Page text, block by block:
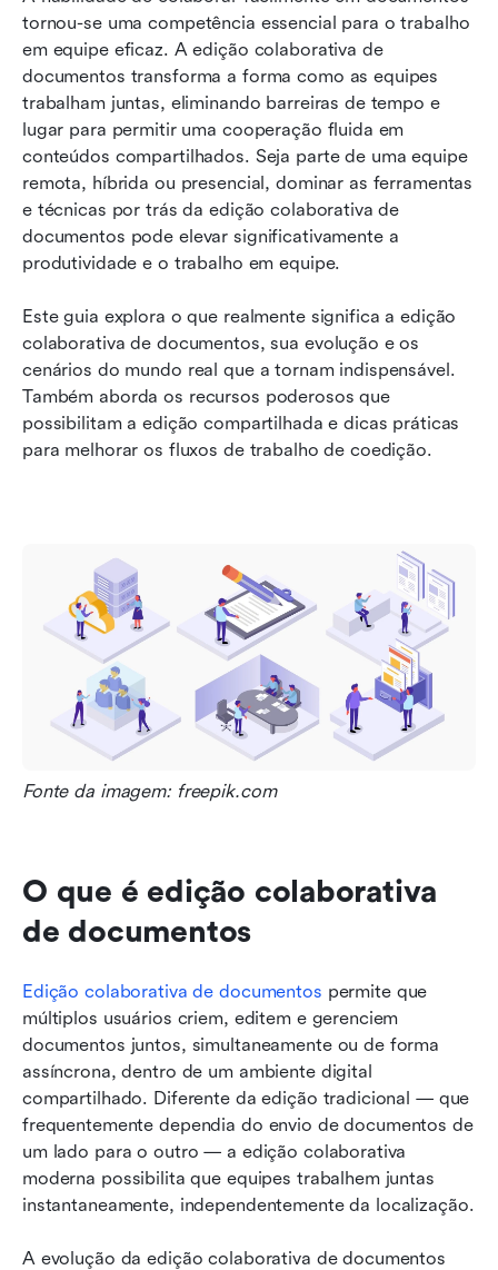
tornou-se uma competência essencial para o trabalho
em equipe eficaz. A edição colaborativa de
documentos transforma a forma como as equipes
trabalham juntas, eliminando barreiras de tempo e
lugar para permitir uma cooperação fluida em
conteúdos compartilhados. Seja parte de uma equipe
remota, híbrida ou presencial, dominar as ferramentas
e técnicas por trás da edição colaborativa de
documentos pode elevar significativamente a
produtividade e o trabalho em equipe.
Este guia explora o que realmente significa a edição
colaborativa de documentos, sua evolução e os
cenários do mundo real que a tornam indispensável.
Também aborda os recursos poderosos que
possibilitam a edição compartilhada e dicas práticas
para melhorar os fluxos de trabalho de coedição.
Fonte da imagem: freepik.com
O que é edição colaborativa
de documentos
Edição colaborativa de documentos permite que
múltiplos usuários criem, editem e gerenciem
documentos juntos, simultaneamente ou de forma
assíncrona, dentro de um ambiente digital
compartilhado. Diferente da edição tradicional — que
frequentemente dependia do envio de documentos de
um lado para o outro — a edição colaborativa
moderna possibilita que equipes trabalhem juntas
instantaneamente, independentemente da localização.
A evolução da edição colaborativa de documentos
Dicas de coedição para uma colaboração mais
inteligente em documentos
Como o Lark eleva a edição compartilhada de
documentos
Conclusão: Capacite sua equipe com uma
edição colaborativa de documentos mais
inteligente